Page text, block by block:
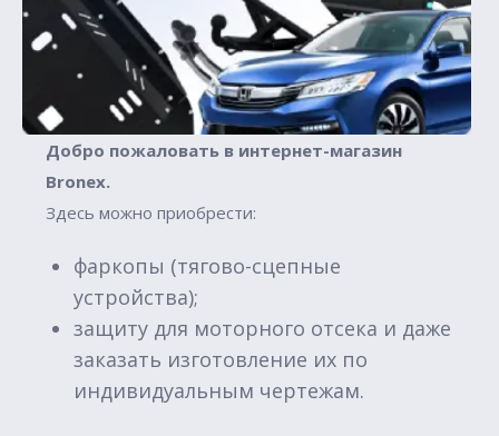
Добро пожаловать в интернет-магазин
Вronex.
Здесь можно приобрести:
фаркопы (тягово-сцепные
устройства);
защиту для моторного отсека и даже
заказать изготовление их по
индивидуальным чертежам.